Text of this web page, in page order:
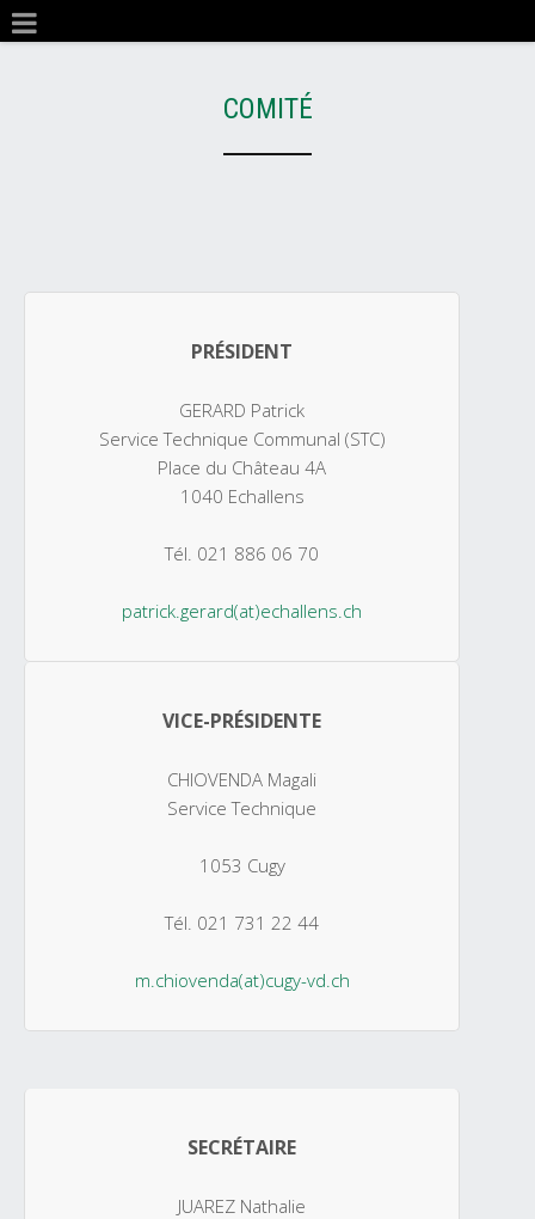
COMITÉ
PRÉSIDENT
GERARD Patrick
Service Technique Communal (STC)
Place du Château 4A
1040 Echallens
Tél. 021 886 06 70
patrick.gerard(at)echallens.ch
VICE-PRÉSIDENTE
CHIOVENDA Magali
Service Technique
1053 Cugy
Tél. 021 731 22 44
m.chiovenda(at)cugy-vd.ch
SECRÉTAIRE
JUAREZ Nathalie